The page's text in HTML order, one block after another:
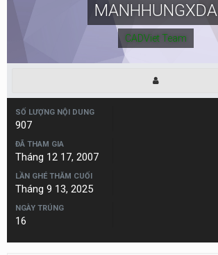
MANHHUNGXDA
CADViet Team
SỐ LƯỢNG NỘI DUNG
907
ĐÃ THAM GIA
Tháng 12 17, 2007
LẦN GHÉ THĂM CUỐI
Tháng 9 13, 2025
NGÀY TRÚNG
16